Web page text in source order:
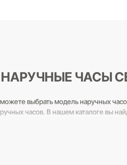
НАРУЧНЫЕ ЧАСЫ
выбрать модель наручных
часов. В нашем каталоге вы